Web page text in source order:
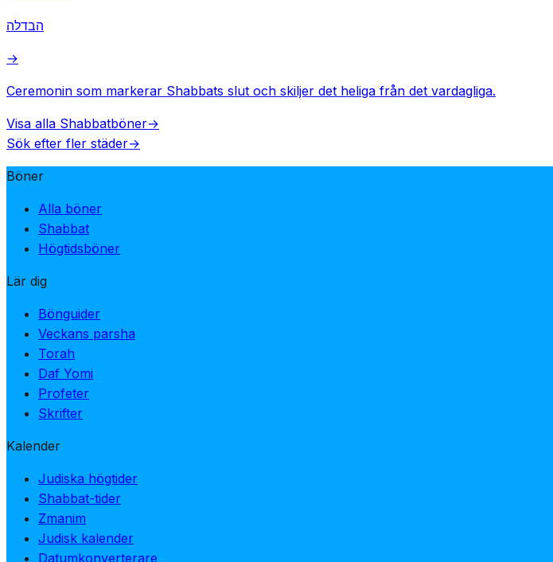
הבדלה
→
Ceremonin som markerar Shabbats slut och skiljer det heliga från det vardagliga.
Visa alla Shabbatböner→
Sök efter fler städer→
Böner
Alla böner
Shabbat
Högtidsböner
Lär dig
Bönguider
Veckans parsha
Torah
Daf Yomi
Profeter
Skrifter
Kalender
Judiska högtider
Shabbat-tider
Zmanim
Judisk kalender
Datumkonverterare